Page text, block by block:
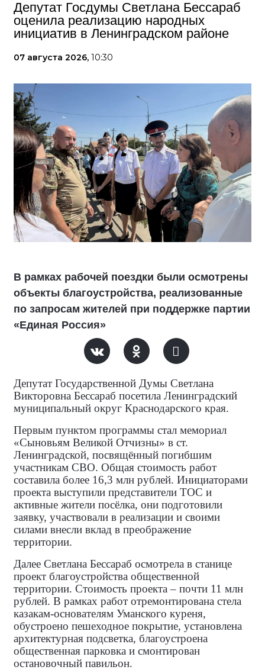
Депутат Госдумы Светлана Бессараб
оценила реализацию народных
инициатив в Ленинградском районе
07 августа 2026, 10:30
В рамках рабочей поездки были осмотрены
объекты благоустройства, реализованные
по запросам жителей при поддержке партии
«Единая Россия»
Депутат Государственной Думы Светлана
Викторовна Бессараб посетила Ленинградский
муниципальный округ Краснодарского края.
Первым пунктом программы стал мемориал
«Сыновьям Великой Отчизны» в ст.
Ленинградской, посвящённый погибшим
участникам СВО. Общая стоимость работ
составила более 16,3 млн рублей. Инициаторами
проекта выступили представители ТОС и
активные жители посёлка, они подготовили
заявку, участвовали в реализации и своими
силами внесли вклад в преображение
территории.
Далее Светлана Бессараб осмотрела в станице
проект благоустройства общественной
территории. Стоимость проекта – почти 11 млн
рублей. В рамках работ отремонтирована стела
казакам‑основателям Уманского куреня,
обустроено пешеходное покрытие, установлена
архитектурная подсветка, благоустроена
общественная парковка и смонтирован
остановочный павильон.